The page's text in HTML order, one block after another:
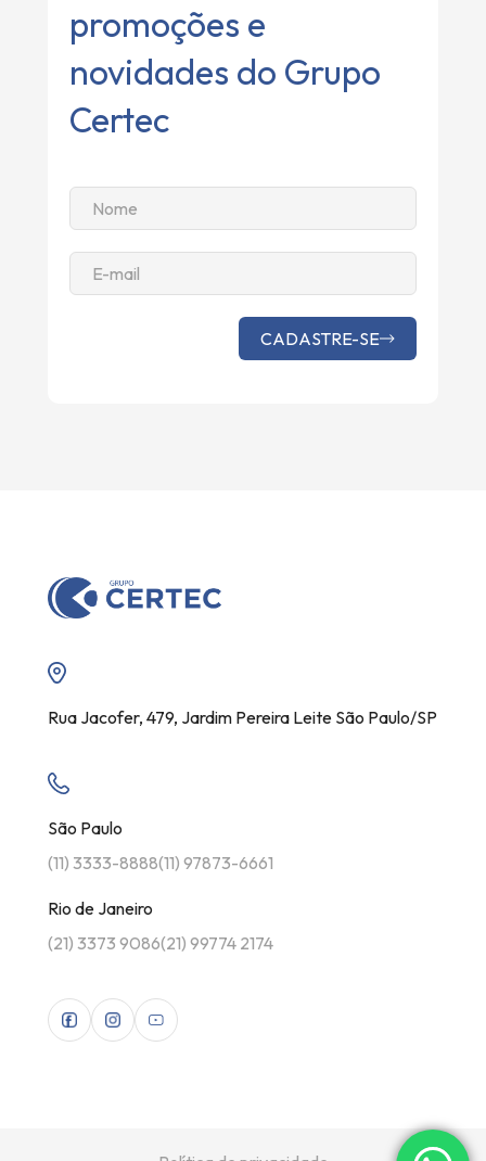
promoções e
novidades do Grupo
Certec
CADASTRE-SE
Rua Jacofer, 479, Jardim Pereira Leite São Paulo/SP
São Paulo
(11) 3333-8888(11) 97873-6661
Rio de Janeiro
(21) 3373 9086(21) 99774 2174